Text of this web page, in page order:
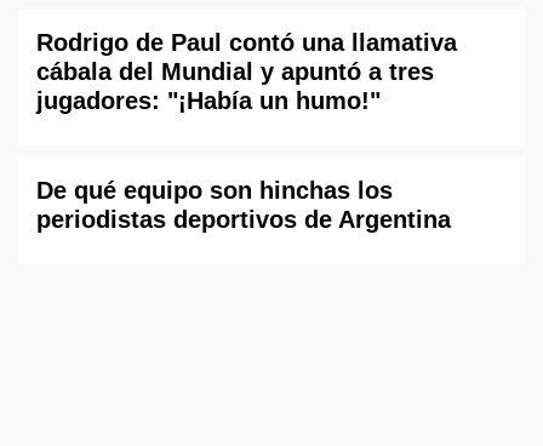
Rodrigo de Paul contó una llamativa
cábala del Mundial y apuntó a tres
jugadores: "¡Había un humo!"
De qué equipo son hinchas los
periodistas deportivos de Argentina